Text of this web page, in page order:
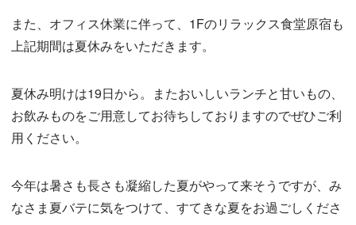
また、オフィス休業に伴って、1Fのリラックス食堂原宿も
上記期間は夏休みをいただきます。
夏休み明けは19日から。またおいしいランチと甘いもの、
お飲みものをご用意してお待ちしておりますのでぜひご利
用ください。
今年は暑さも長さも凝縮した夏がやって来そうですが、み
なさま夏バテに気をつけて、すてきな夏をお過ごしくださ